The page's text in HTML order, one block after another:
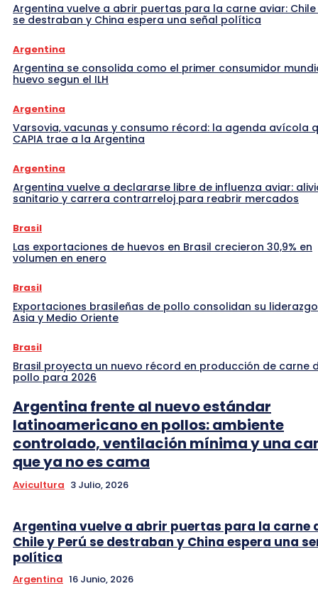
Argentina vuelve a abrir puertas para la carne aviar: Chile
se destraban y China espera una señal política
Argentina
Argentina se consolida como el primer consumidor
huevo segun el ILH
Argentina
Varsovia, vacunas y consumo récord: la agenda avícola
CAPIA trae a la Argentina
Argentina
Argentina vuelve a declararse libre de influenza aviar:
sanitario y carrera contrarreloj para reabrir mercados
Brasil
Las exportaciones de huevos en Brasil crecieron 30,9% en
volumen en enero
Brasil
Exportaciones brasileñas de pollo consolidan su
Asia y Medio Oriente
Brasil
Brasil proyecta un nuevo récord en producción de carne
pollo para 2026
Argentina frente al nuevo estándar
latinoamericano en pollos: ambiente
controlado, ventilación mínima y una
que ya no es cama
Avicultura 3 Julio, 2026
Argentina vuelve a abrir puertas para la carne
Chile y Perú se destraban y China espera una
política
Argentina 16 Junio, 2026